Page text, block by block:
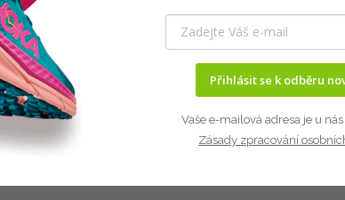
Přihlásit se k odběru
Vaše e-mailová adresa je u
Zásady zpracování